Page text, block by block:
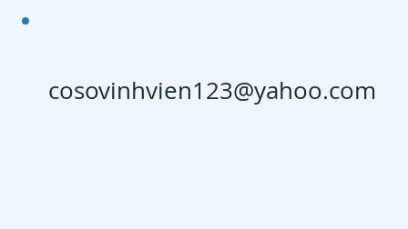
cosovinhvien123@yahoo.com